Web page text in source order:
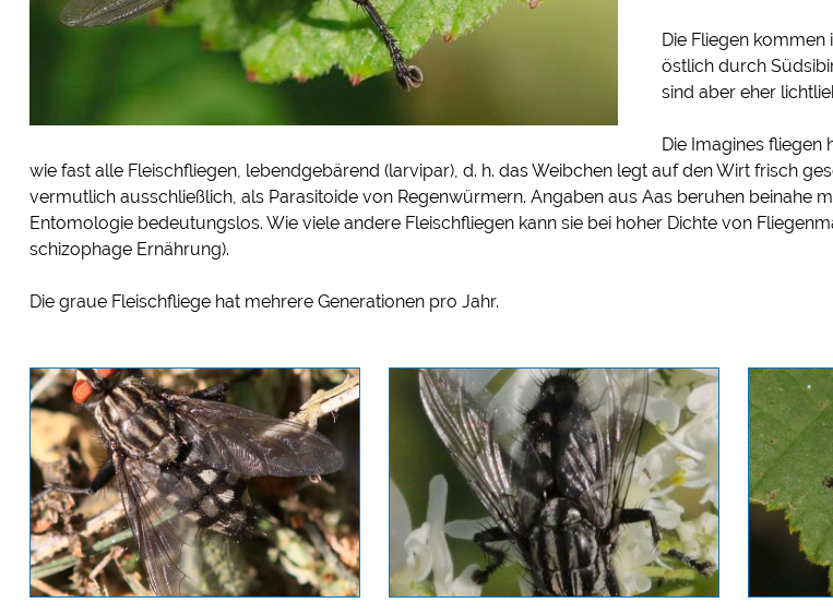
Die Fliegen
östlich durch
sind aber eher
Die Imagines fliegen
wie fast alle Fleischfliegen, lebendgebärend (larvipar), d. h. das Weibchen legt auf den Wirt frisch
vermutlich ausschließlich, als Parasitoide von Regenwürmern. Angaben aus Aas beruhen beinahe
Entomologie bedeutungslos. Wie viele andere Fleischfliegen kann sie bei hoher Dichte von
schizophage Ernährung).
Die graue Fleischfliege hat mehrere Generationen pro Jahr.